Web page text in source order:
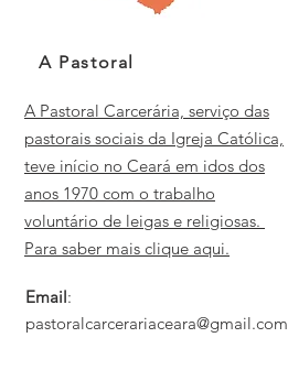
A Pastoral
A Pastoral Carcerária, serviço das
pastorais sociais da Igreja Católica,
teve início no Ceará em idos dos
anos 1970 com o trabalho
voluntário de leigas e religiosas.
Para saber mais clique aqui.
Email:
pastoralcarcerariaceara@gmail.com